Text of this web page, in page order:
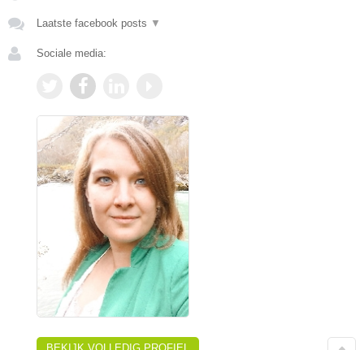
Laatste facebook posts ▼
Sociale media: